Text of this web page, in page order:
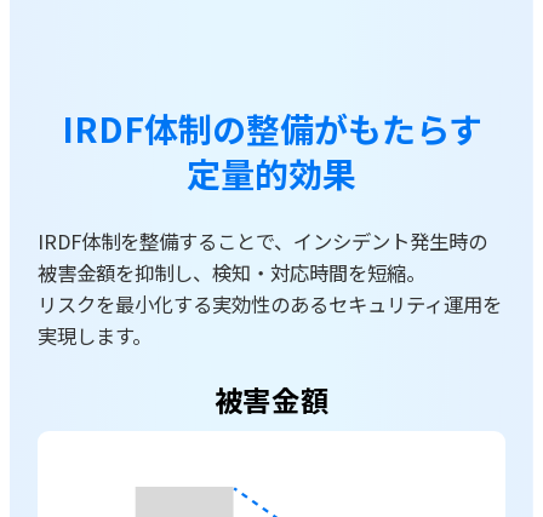
IRDF体制の整備がもたらす
定量的効果
IRDF体制を整備することで、インシデント発生時の
被害金額を抑制し、検知・対応時間を短縮。
リスクを最小化する実効性のあるセキュリティ運用を
実現します。
被害金額